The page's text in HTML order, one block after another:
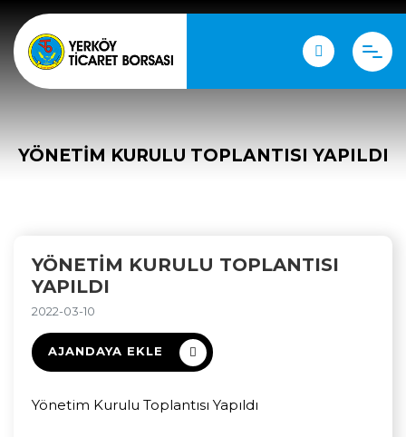
YÖNETIM KURULU TOPLANTISI YAPILDI
YÖNETIM KURULU TOPLANTISI
YAPILDI
2022-03-10
AJANDAYA EKLE
Yönetim Kurulu Toplantısı Yapıldı